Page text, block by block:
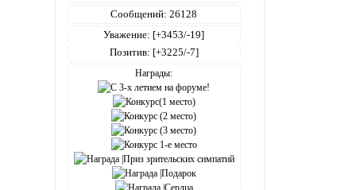
Сообщений: 26128
Уважение: [+3453/-19]
Позитив: [+3225/-7]
Награды: